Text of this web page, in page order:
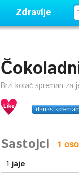
Zdravlje
Brzi kolač spreman za
danas
Sastojci
1 jaje